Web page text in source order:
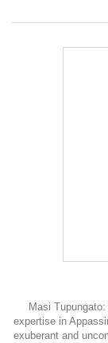
Masi
expertise in
exuberant and